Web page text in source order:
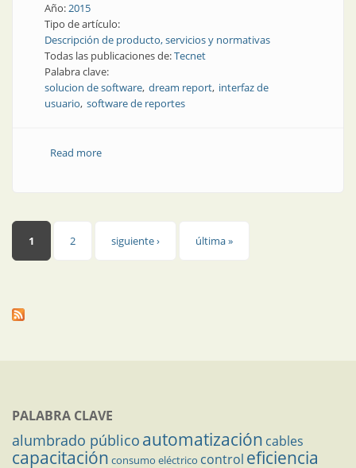
Año:2015
Tipo de artículo:
Descripción de producto, servicios y normativas
Todas las publicaciones de:Tecnet
Palabra clave:
solucion de software dream report interfaz de
usuario software de reportes
Read moreabout Producto | Nueva herramienta para crear
Páginas
1 2 siguiente › última »
PALABRA CLAVE
alumbrado público automatización cables
capacitación consumo eléctrico control eficiencia